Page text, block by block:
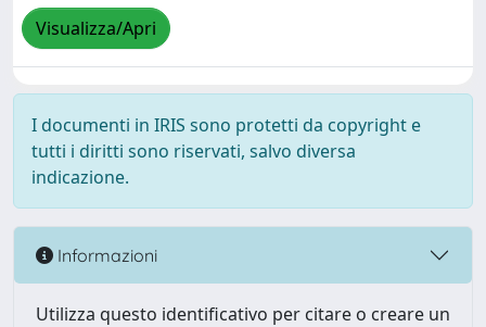
Visualizza/Apri
I documenti in IRIS sono protetti da copyright e
tutti i diritti sono riservati, salvo diversa
indicazione.
Informazioni
Utilizza questo identificativo per citare o creare un